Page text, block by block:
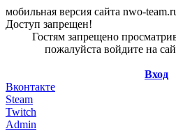
мобильная версия сайта nwo-
Доступ запрещен!
Гостям запрещено
пожалуйста войдите на
Вход
Вконтакте
Steam
Twitch
Admin